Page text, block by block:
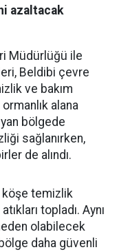
azaltacak
Müdürlüğü ile
Beldibi çevre
ve bakım
alana
bölgede
sağlanırken,
de alındı.
köşe temizlik
topladı. Aynı
olabilecek
daha güvenli